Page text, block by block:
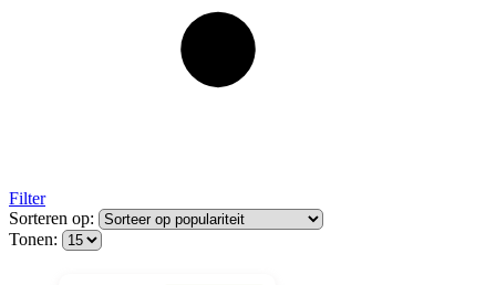
Filter
Sorteren op:
Tonen: